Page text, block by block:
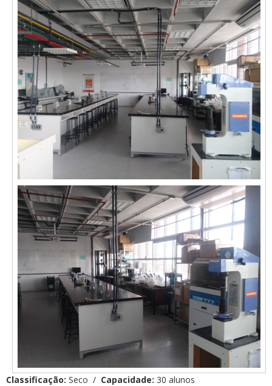
Classificação: Seco / Capacidade: 30 alunos